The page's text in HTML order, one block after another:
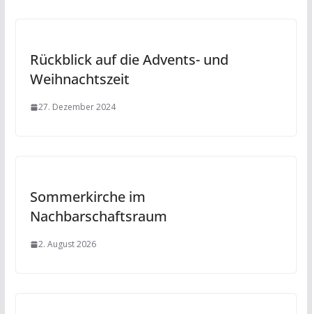
Rückblick auf die Advents- und
Weihnachtszeit
27. Dezember 2024
Sommerkirche im
Nachbarschaftsraum
2. August 2026